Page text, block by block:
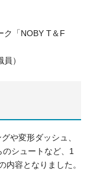
ク「NOBY T＆F
）
や変形ダッシュ、
シュートなど、1
内容となりました。